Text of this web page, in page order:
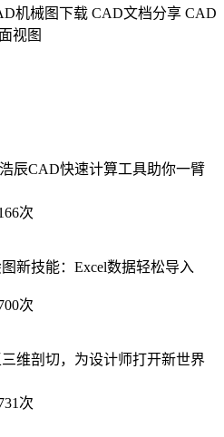
机械图下载 CAD文档分享 CAD
视图
辰CAD快速计算工具助你一臂
次
新技能：Excel数据轻松导入
次
维剖切，为设计师打开新世界
次